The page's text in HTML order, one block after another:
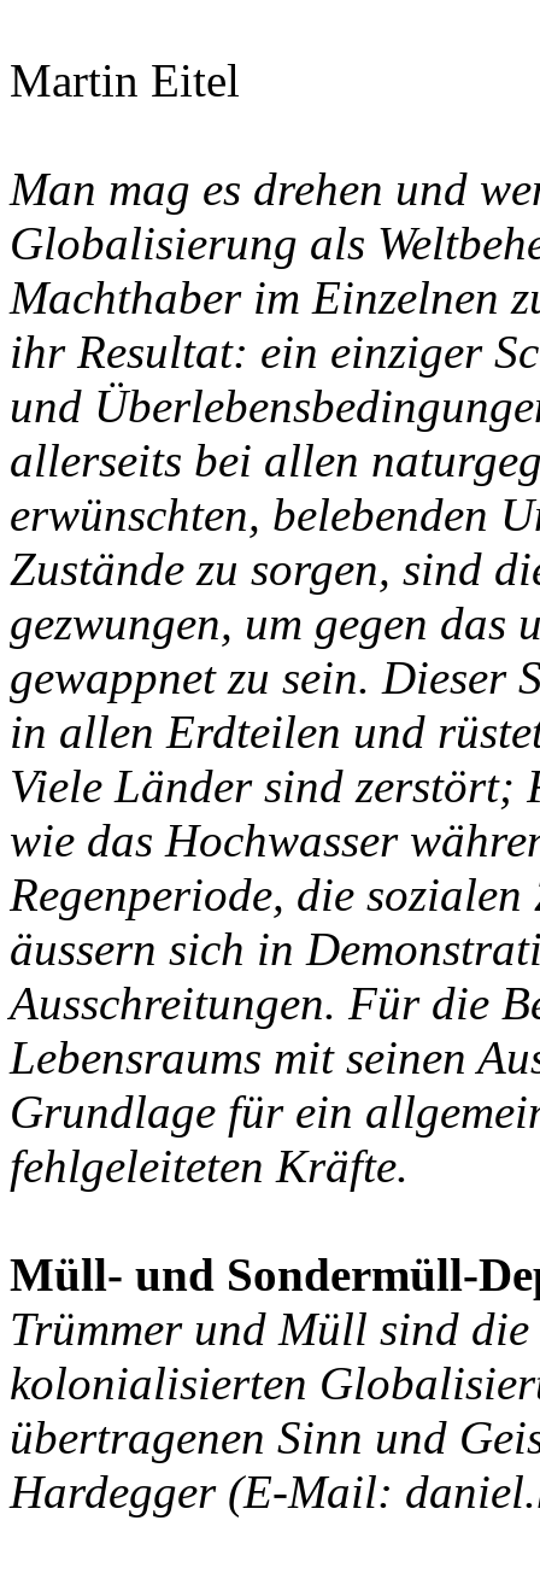
Martin Eitel
Man mag es drehen und
Globalisierung als
Machthaber im Einzelnen
ihr Resultat: ein einziger
und
allerseits bei allen
erwünschten, belebenden
Zustände zu sorgen, sind
gezwungen, um gegen das
gewappnet zu sein. Dieser
in allen Erdteilen und
Viele Länder sind zerstört;
wie das Hochwasser
Regenperiode, die
äussern sich in
Ausschreitungen. Für die
Lebensraums mit seinen
Grundlage für ein
fehlgeleiteten Kräfte.
Müll- und Sondermüll-
Trümmer und Müll sind
kolonialisierten
übertragenen Sinn und
Hardegger (E-Mail: